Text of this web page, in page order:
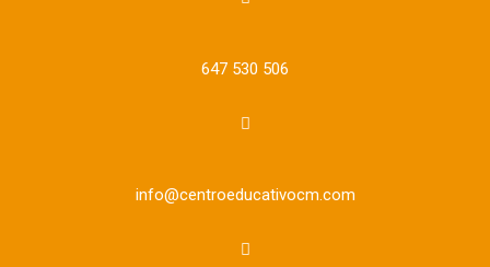
647 530 506
info@centroeducativocm.com